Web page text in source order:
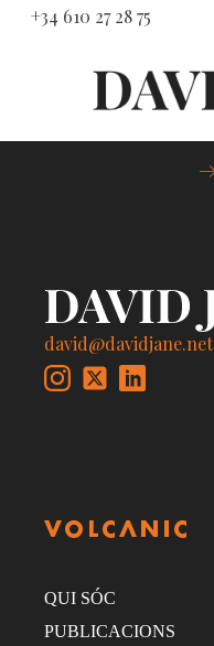
+34 610 27 28 75
david@davidjane.net
QUI SÓC
PUBLICACIONS